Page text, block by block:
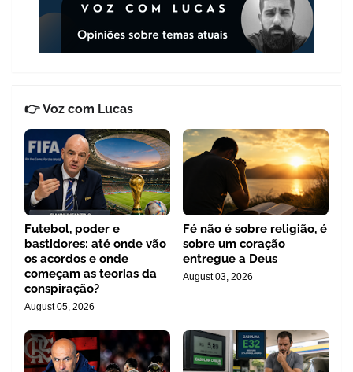
👉 Voz com Lucas
Futebol, poder e
bastidores: até onde vão
os acordos e onde
começam as teorias da
conspiração?
August 05, 2026
Fé não é sobre religião, é
sobre um coração
entregue a Deus
August 03, 2026